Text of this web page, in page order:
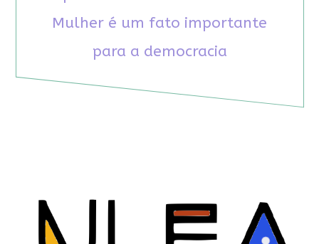
Mulher é um fato importante
para a democracia